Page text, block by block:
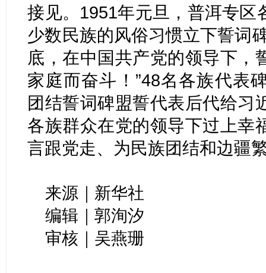
接见。1951年元旦，普洱专区
少数民族的风俗习惯立下誓词
底，在中国共产党的领导下，
家庭而奋斗！”48名各族代表
团结誓词碑盟誓代表后代给习
各族群众在党的领导下过上幸
言跟党走、为民族团结和边疆
来源｜新华社
编辑｜郭洵汐
审核｜吴燕珊